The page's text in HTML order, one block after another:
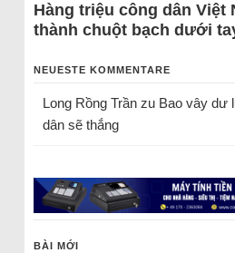
Hàng triệu công dân Việt
thành chuột bạch dưới
NEUESTE KOMMENTARE
Long Rồng Trầnzu Bao vây dư
dân sẽ thắng
BÀI MỚI